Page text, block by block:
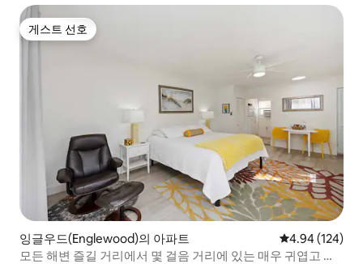
게스트 선호
게스트 선호
잉글우드(Englewood)의 아파트 평점 4.94점(5
4.94 (124)
모든 해변 즐길 거리에서 몇 걸음 거리에 있는 매우 귀엽고 재